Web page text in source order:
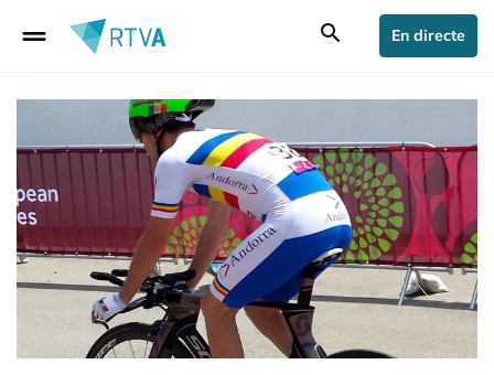
drag_handle search En directe